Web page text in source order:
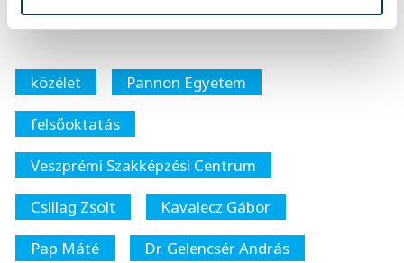
közélet
Pannon Egyetem
felsőoktatás
Veszprémi Szakképzési Centrum
Csillag Zsolt
Kavalecz Gábor
Pap Máté
Dr. Gelencsér András